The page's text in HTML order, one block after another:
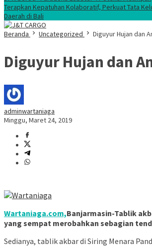
Terapkan Kepatuhan Kolaboratif, Perkuat Tata
Daerah di Bali
Beranda
Uncategorized Diguyur Hujan dan
Diguyur Hujan dan
adminwartaniaga
Minggu, Maret 24, 2019
Wartaniaga.com,Banjarmasin-Tablik
yang sempat merobahkan sebagian
Sedianya, tablik akbar di Siring Menara